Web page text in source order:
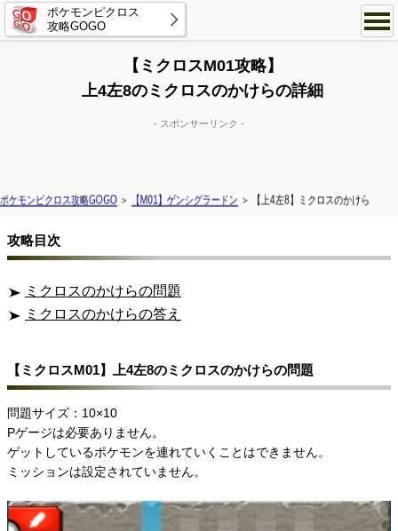
ポケモンピクロス
攻略GOGO
【ミクロスM01攻略】
上4左8のミクロスのかけらの詳細
- スポンサーリンク -
ポケモンピクロス攻略GOGO ＞ 【M01】ゲンシグラードン ＞ 【上4左8】ミクロスのかけら
攻略目次
ミクロスのかけらの問題
ミクロスのかけらの答え
【ミクロスM01】上4左8のミクロスのかけらの問題
問題サイズ：10×10
Pゲージは必要ありません。
ゲットしているポケモンを連れていくことはできません。
ミッションは設定されていません。